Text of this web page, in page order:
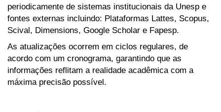
periodicamente de sistemas institucionais da Unesp e
fontes externas incluindo: Plataformas Lattes, Scopus,
Scival, Dimensions, Google Scholar e Fapesp.
As atualizações ocorrem em ciclos regulares, de
acordo com um cronograma, garantindo que as
informações reflitam a realidade acadêmica com a
máxima precisão possível.